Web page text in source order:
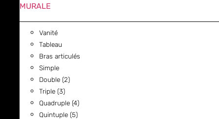
MURALE
Vanité
Tableau
Bras articulés
Simple
Double (2)
Triple (3)
Quadruple (4)
Quintuple (5)